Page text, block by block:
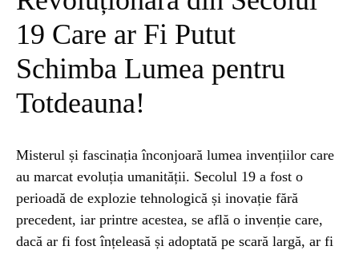
19 Care ar Fi Putut
Schimba Lumea pentru
Totdeauna!
Misterul și fascinația înconjoară lumea invențiilor care
au marcat evoluția umanității. Secolul 19 a fost o
perioadă de explozie tehnologică și inovație fără
precedent, iar printre acestea, se află o invenție care,
dacă ar fi fost înțeleasă și adoptată pe scară largă, ar fi
POPULAR
ȘTIINȚA 1 year ago
BLOG 2 years ago
Seriale turcesti:Top 5 cele mai bune seriale